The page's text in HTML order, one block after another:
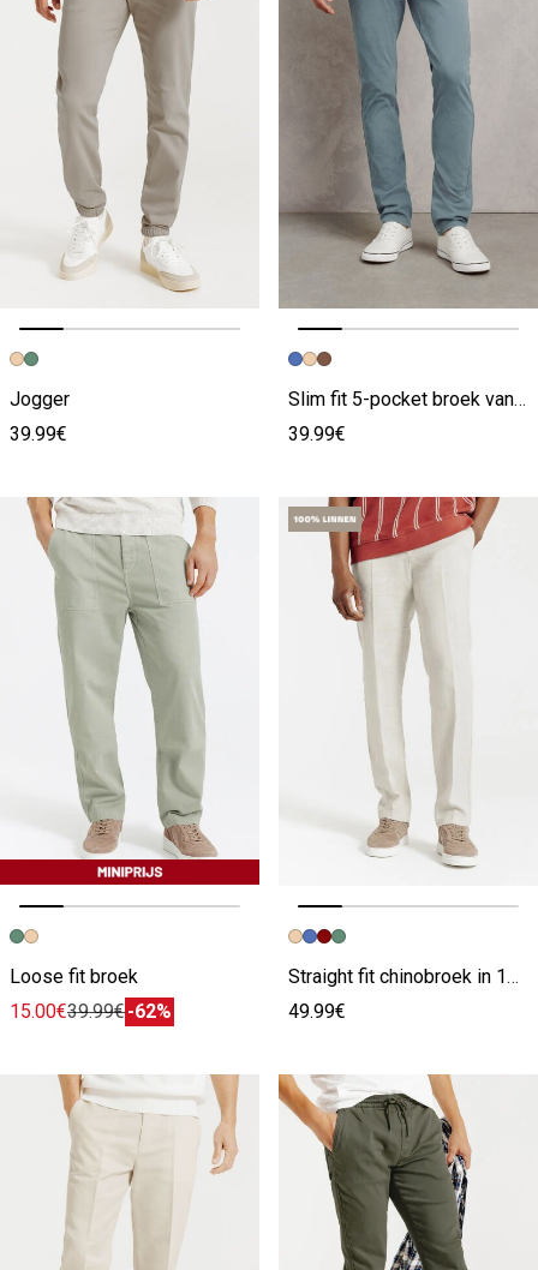
Vorige afbeelding
Volgende beeld
Jogger
39.99€
Vorige afbeelding
Volgende beeld
Slim fit 5-pocket broek van bi-stretch materiaal
39.99€
Vorige afbeelding
Volgende beeld
Loose fit broek
15.00€39.99€-62%
Vorige afbeelding
Volgende beeld
Straight fit chinobroek in 100% linnen
49.99€